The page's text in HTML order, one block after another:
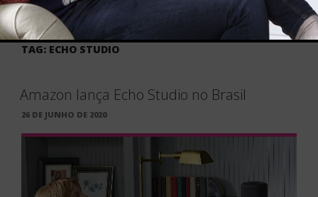
TAG: ECHO STUDIO
Amazon lança Echo Studio no Brasil
PUBLICADO
26 DE JUNHO DE 2020